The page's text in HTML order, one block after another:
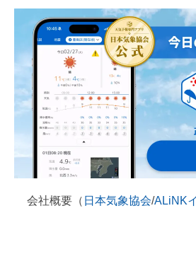
会社概要（ 日本気象協会/ALiNK